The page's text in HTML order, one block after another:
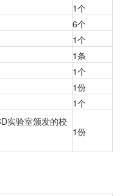
1个
6个
1个
1条
1个
1份
1个
实验室颁发的校
1份